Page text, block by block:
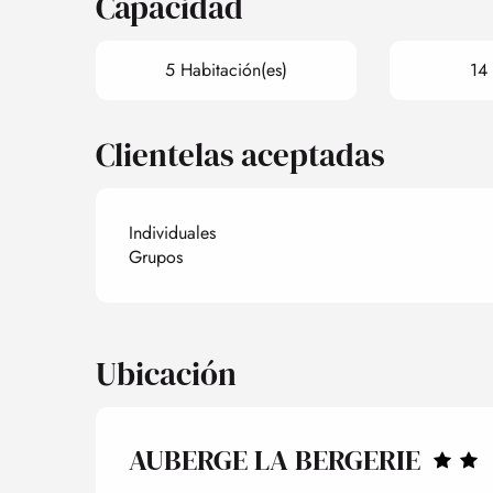
5 Habitación(es) 14
Clientelas aceptadas
Individuales
Grupos
Ubicación
AUBERGE LA BERGERIE